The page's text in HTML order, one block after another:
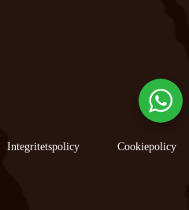
​Integritetspolicy Cookiepolicy